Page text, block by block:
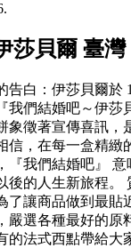
莎貝爾 臺灣
告白：伊莎貝爾於
我們結婚吧～伊莎
象徵著宣傳喜訊，
信，在每一盒精緻
『我們結婚吧』
後的人生新旅程。
了讓商品做到最貼
嚴選各種最好的原
的法式西點帶給大